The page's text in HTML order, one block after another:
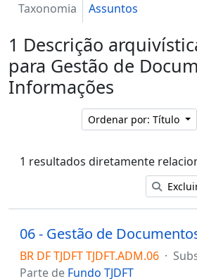
Taxonomia Assuntos
1 Descrição
para Gestão de
Informações
Ordenar por: Título
1 resultados diretamente
BR DF TJDFT TJDFT.ADM.06 ·
Parte de Fundo TJDFT